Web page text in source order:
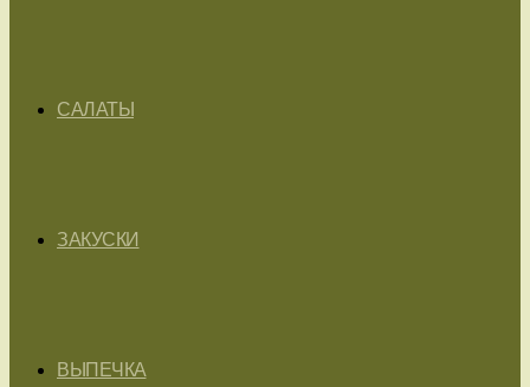
САЛАТЫ
ЗАКУСКИ
ВЫПЕЧКА